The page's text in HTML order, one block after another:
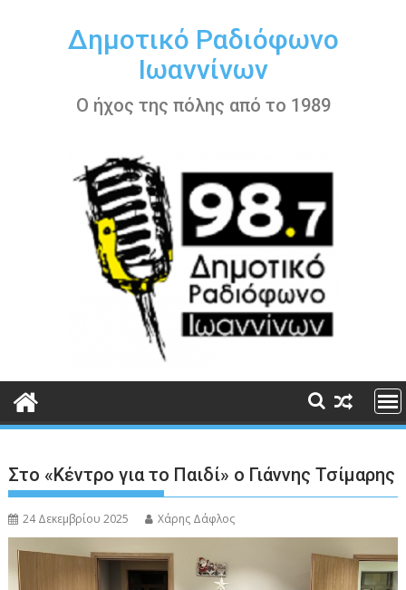
περιεχόμενοΔημοτικό Ραδιόφωνο
Ιωαννίνων
Ο ήχος της πόλης από το 1989
Στο «Κέντρο για το Παιδί» ο Γιάννης Τσίμαρης
24 Δεκεμβρίου 2025 Χάρης Δάφλος